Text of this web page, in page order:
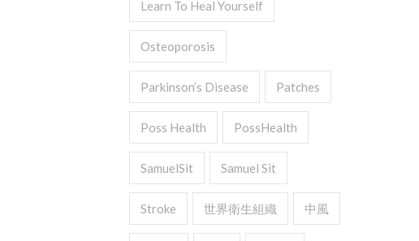
Learn To Heal Yourself
Osteoporosis
Parkinson’s Disease Patches
Poss Health PossHealth
SamuelSit Samuel Sit
Stroke 世界衛生組織 中風